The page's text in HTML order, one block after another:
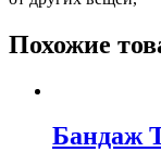
Похожие
Бандаж